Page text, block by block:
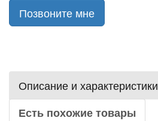
Позвоните мне
Описание и характеристики
Есть похожие товары